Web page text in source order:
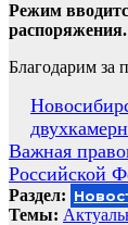
Режим
распоряжения.
Благодарим за
по
записям
Важная
Российской
Раздел:
Темы: